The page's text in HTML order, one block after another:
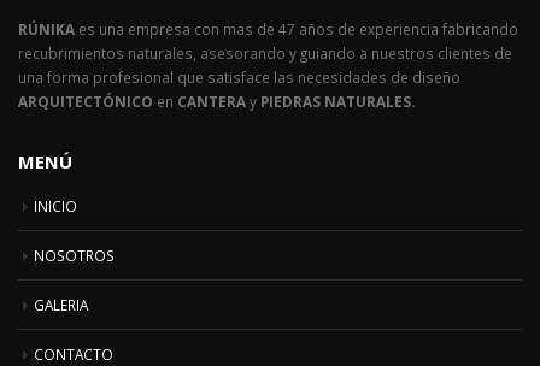
RÚNIKA es una empresa con mas de 47 años de experiencia fabricando
recubrimientos naturales, asesorando y guiando a nuestros clientes de
una forma profesional que satisface las necesidades de diseño
ARQUITECTÓNICO en CANTERAy PIEDRAS NATURALES.
MENÚ
INICIO
NOSOTROS
GALERIA
CONTACTO